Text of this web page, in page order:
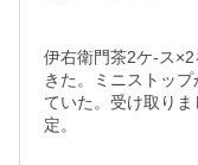
伊右衛門茶2ケ-ス
きた。ミニストッ
ていた。受け取り
定。